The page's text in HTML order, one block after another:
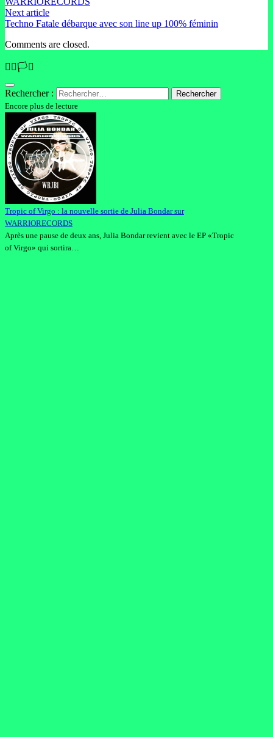
Next article
Techno Fatale débarque avec son line up 100% féminin
Comments are closed.
🏳️‍🌈🏳️‍⚧️
Rechercher :
Encore plus de lecture
Tropic of Virgo : la nouvelle sortie de Julia Bondar sur
WARRIORECORDS
Après une pause de deux ans, Julia Bondar revient avec le EP «Tropic
of Virgo» qui sortira…